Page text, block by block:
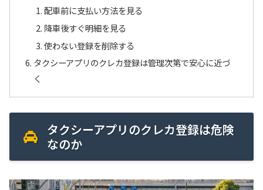
配車前に支払い方法を見る
降車後すぐ明細を見る
使わない登録を削除する
タクシーアプリのクレカ登録は管理次第で安心に近づ
く
タクシーアプリのクレカ登録は危険
なのか